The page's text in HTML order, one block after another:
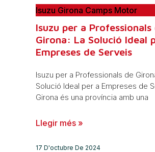
Isuzu Girona Camps Motor
Isuzu per a Professionals
Girona: La Solució Ideal
Empreses de Serveis
Isuzu per a Professionals de
Solució Ideal per a Empreses de
Girona és una província amb una
Llegir més »
17 D'octubre De 2024